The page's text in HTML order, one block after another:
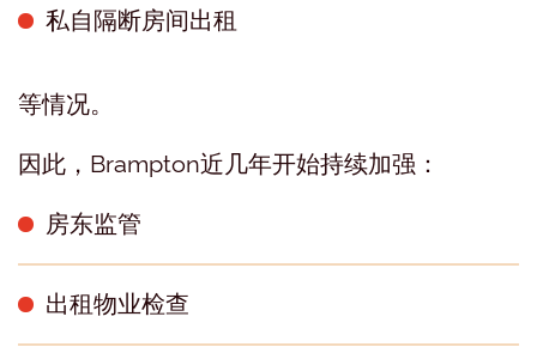
私自隔断房间出租
等情况。
因此，Brampton近几年开始持续加强：
房东监管
出租物业检查